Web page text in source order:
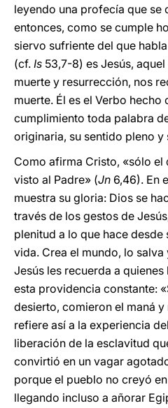
leyendo una profecía que se
entonces, como se cumple
siervo sufriente del que
(cf. Is 53,7-8) es Jesús,
muerte y resurrección, nos
muerte. Él es el Verbo hecho
cumplimiento toda palabra
originaria, su sentido pleno y
Como afirma Cristo, «sólo el
visto al Padre» (Jn 6,46). En
muestra su gloria: Dios se
través de los gestos de
plenitud a lo que hace desde
vida. Crea el mundo, lo
Jesús les recuerda a
esta providencia constante:
desierto, comieron el maná
refiere así a la experiencia
liberación de la esclavitud
convirtió en un vagar
porque el pueblo no creyó
llegando incluso a añorar